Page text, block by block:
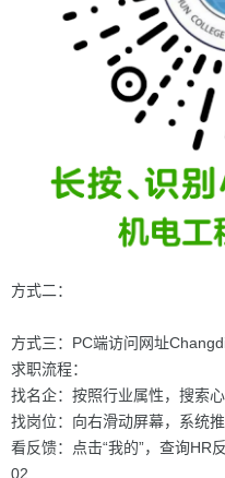
方式二：
方式三：PC端访问网址
求职流程：
找名企：按照行业属性，搜索心
找岗位：向右滑动屏幕，系统推
看反馈：点击“我的”，查询HR
02